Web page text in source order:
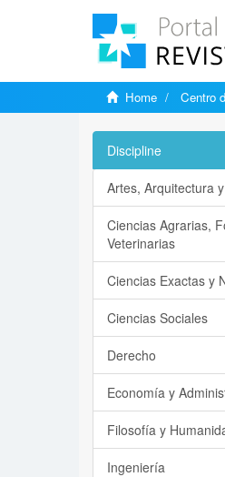
Home Centro
Discipline
Artes, Arquitectura
Ciencias Agrarias,
Veterinarias
Ciencias Exactas y
Ciencias Sociales
Derecho
Economía y
Filosofía y
Ingeniería